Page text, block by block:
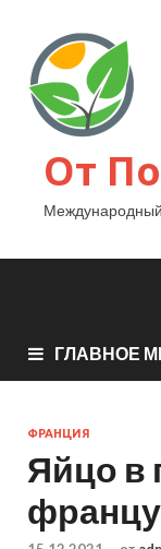
От
ГЛАВНОЕ
ФРАНЦИЯ
Яйцо в